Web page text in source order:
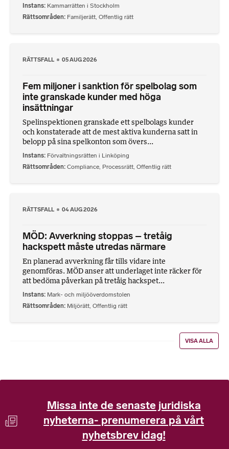
Instans Kammarrätten i Stockholm
Rättsområden Familjerätt, Offentlig rätt
RÄTTSFALL 05 AUG 2026
Fem miljoner i sanktion för spelbolag som
inte granskade kunder med höga
insättningar
Spelinspektionen granskade ett spelbolags kunder
och konstaterade att de mest aktiva kunderna satt in
belopp på sina spelkonton som övers...
Instans Förvaltningsrätten i Linköping
Rättsområden Compliance, Processrätt, Offentlig rätt
RÄTTSFALL 04 AUG 2026
MÖD: Avverkning stoppas – tretåig
hackspett måste utredas närmare
En planerad avverkning får tills vidare inte
genomföras. MÖD anser att underlaget inte räcker för
att bedöma påverkan på tretåig hackspet...
Instans Mark- och miljööverdomstolen
Rättsområden Miljörätt Offentlig rätt
VISA ALLA
Missa inte de senaste juridiska
nyheterna- prenumerera på vårt
nyhetsbrev idag!